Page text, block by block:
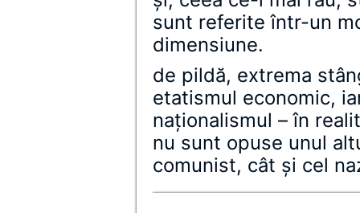
sunt referite într-un
dimensiune.
de pildă, extrema
etatismul economic,
naţionalismul – în
nu sunt opuse unul
comunist, cât şi cel